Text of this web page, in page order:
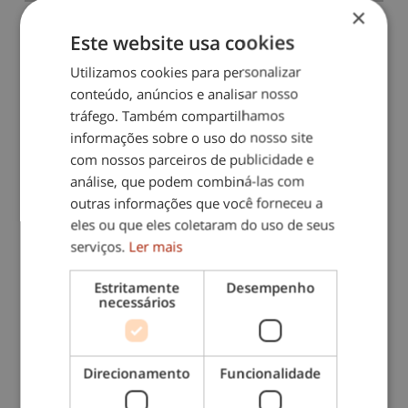
Ajudante Familiar (M/F) –
Fins de Semana - Grande
Lisboa
Há 266 dias
A Interdomicilio, especializada em serviços
ao domicílio, está a recrutar Cuidadora
Interna (M/F) para Apoio Domiciliário a
idoso semi dependente.Entrada 6ª feira às
18h00 e saída…
×
Este website usa cookies
Utilizamos cookies para personalizar
conteúdo, anúncios e analisar nosso
tráfego. Também compartilhamos
informações sobre o uso do nosso site
com nossos parceiros de publicidade e
análise, que podem combiná-las com
outras informações que você forneceu a
eles ou que eles coletaram do uso de seus
serviços. Ler mais
Estritamente
necessários
Desempenho
Direcionamento Funcionalidade